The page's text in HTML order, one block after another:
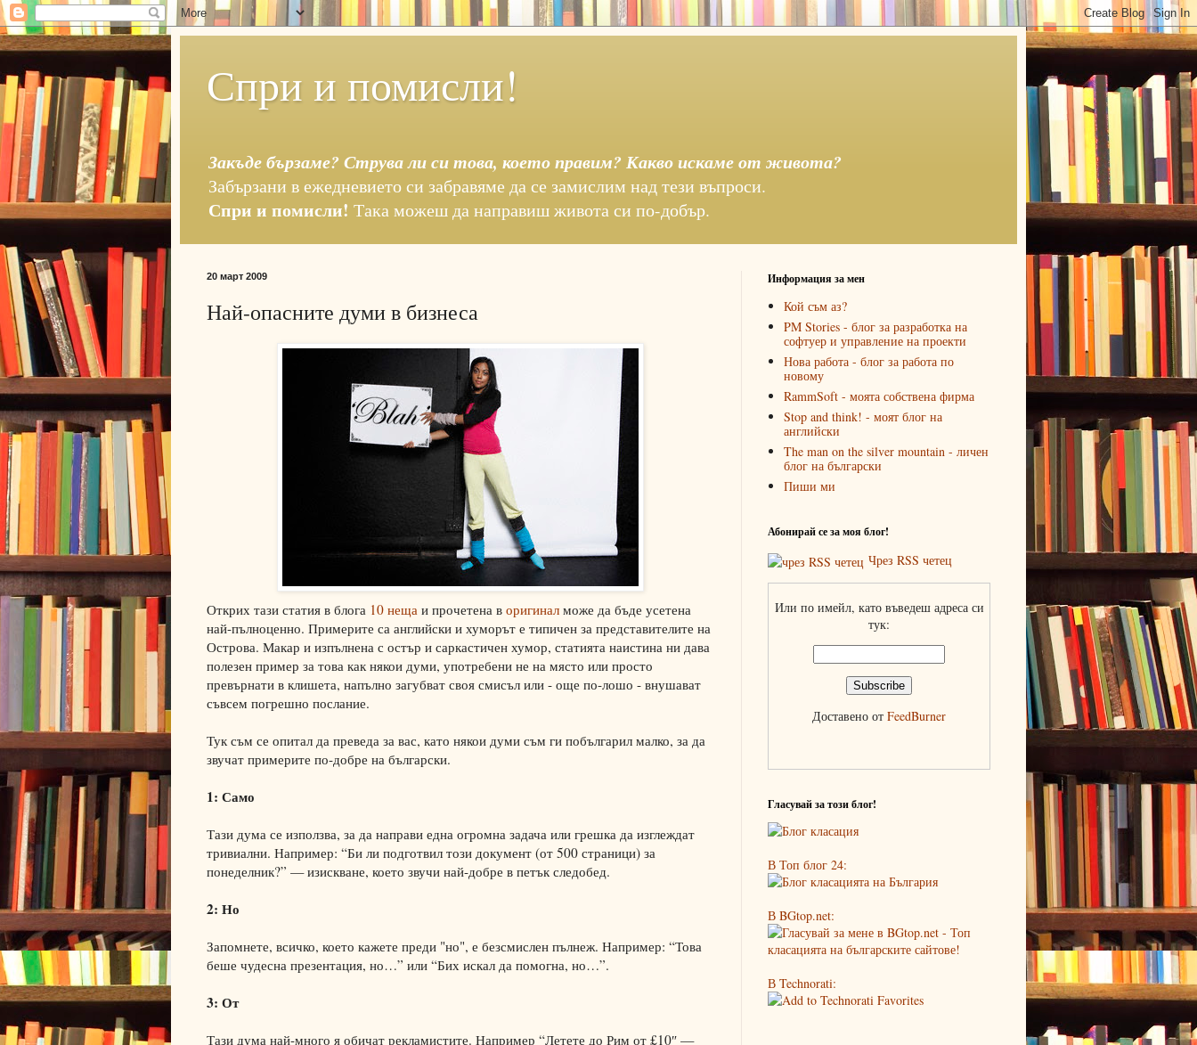
Спри и помисли!
Закъде бързаме? Струва ли си това, което правим? Какво искаме от живота?
Забързани в ежедневието си забравяме да се замислим над тези въпроси.
Спри и помисли! Така можеш да направиш живота си по-добър.
20 март 2009
Най-опасните думи в бизнеса
Открих тази статия в блога 10 неща и прочетена в оригинал може да бъде усетена
най-пълноценно. Примерите са английски и хуморът е типичен за представителите на
Острова. Макар и изпълнена с остър и саркастичен хумор, статията наистина ни дава
полезен пример за това как някои думи, употребени не на място или просто
превърнати в клишета, напълно загубват своя смисъл или - още по-лошо - внушават
съвсем погрешно послание.
Тук съм се опитал да преведа за вас, като някои думи съм ги побългарил малко, за да
звучат примерите по-добре на български.
1: Само
Тази дума се използва, за да направи една огромна задача или грешка да изглеждат
тривиални. Например: “Би ли подготвил този документ (от 500 страници) за
понеделник?” — изискване, което звучи най-добре в петък следобед.
2: Но
Запомнете, всичко, което кажете преди "но", е безсмислен пълнеж. Например: “Това
беше чудесна презентация, но…” или “Бих искал да помогна, но…”.
3: От
Тази дума най-много я обичат рекламистите. Например “Летете до Рим от £10″ —
Информация за мен
Кой съм аз?
PM Stories - блог за разработка на
софтуер и управление на проекти
Нова работа - блог за работа по
новому
RammSoft - моята собствена фирма
Stop and think! - моят блог на
английски
The man on the silver mountain - личен
блог на български
Пиши ми
Абонирай се за моя блог!
Чрез RSS четец
Или по имейл, като въведеш адреса си
тук:
Доставено от FeedBurner
Гласувай за този блог!
В Топ блог 24:
В BGtop.net:
В Technorati: